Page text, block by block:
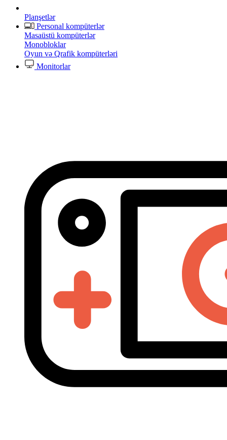
Planşetlər
Personal kompüterlər
Masaüstü kompüterlər
Monobloklar
Oyun və Qrafik kompüterləri
Monitorlar